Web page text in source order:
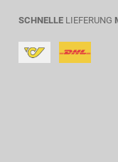
SCHNELLE LIEFERUNG